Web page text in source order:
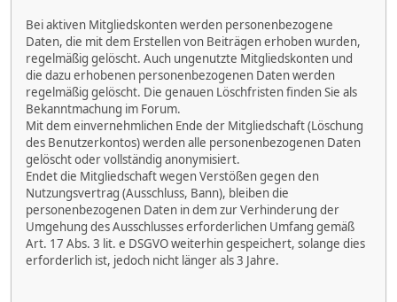
Bei aktiven Mitgliedskonten werden personenbezogene
Daten, die mit dem Erstellen von Beiträgen erhoben wurden,
regelmäßig gelöscht. Auch ungenutzte Mitgliedskonten und
die dazu erhobenen personenbezogenen Daten werden
regelmäßig gelöscht. Die genauen Löschfristen finden Sie als
Bekanntmachung im Forum.
Mit dem einvernehmlichen Ende der Mitgliedschaft (Löschung
des Benutzerkontos) werden alle personenbezogenen Daten
gelöscht oder vollständig anonymisiert.
Endet die Mitgliedschaft wegen Verstößen gegen den
Nutzungsvertrag (Ausschluss, Bann), bleiben die
personenbezogenen Daten in dem zur Verhinderung der
Umgehung des Ausschlusses erforderlichen Umfang gemäß
Art. 17 Abs. 3 lit. e DSGVO weiterhin gespeichert, solange dies
erforderlich ist, jedoch nicht länger als 3 Jahre.